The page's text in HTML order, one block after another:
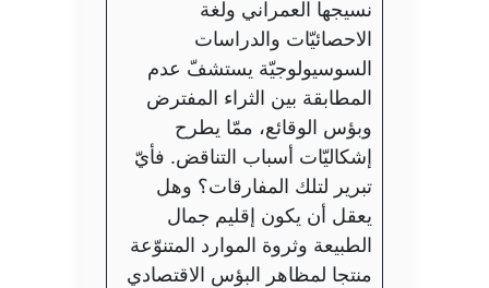
نسيجها العمراني ولغة
الاحصائيّات والدراسات
السوسيولوجيّة يستشفّ عدم
المطابقة بين الثراء المفترض
وبؤس الوقائع، ممّا يطرح
إشكاليّات أسباب التناقض. فأيّ
تبرير لتلك المفارقات؟ وهل
يعقل أن يكون إقليم جمال
الطبيعة وثروة الموارد المتنوّعة
منتجا لمظاهر البؤس الاقتصادي